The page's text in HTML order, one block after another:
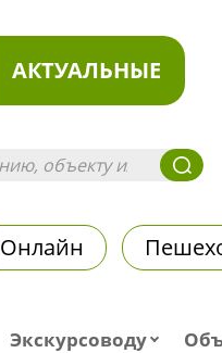
АКТУАЛЬНЫЕ
Онлайн
Экскурсоводу